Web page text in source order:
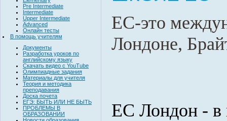
Pre Intermediate
Intermediate
Upper Intermediate
Advanced
Онлайн тесты
В помощь учителям
Документы
Разработка уроков по
английскому языку
Скачать видео с YouTube
Олимпиадные задания
Материалы для учителя
Теория и методика
преподавания
Доска почета
ЕГЭ: БЫТЬ ИЛИ НЕ БЫТЬ
ПРОБЛЕМЫ В
ОБРАЗОВАНИИ
ЕС-это
Лондоне,
EC Лондон - в